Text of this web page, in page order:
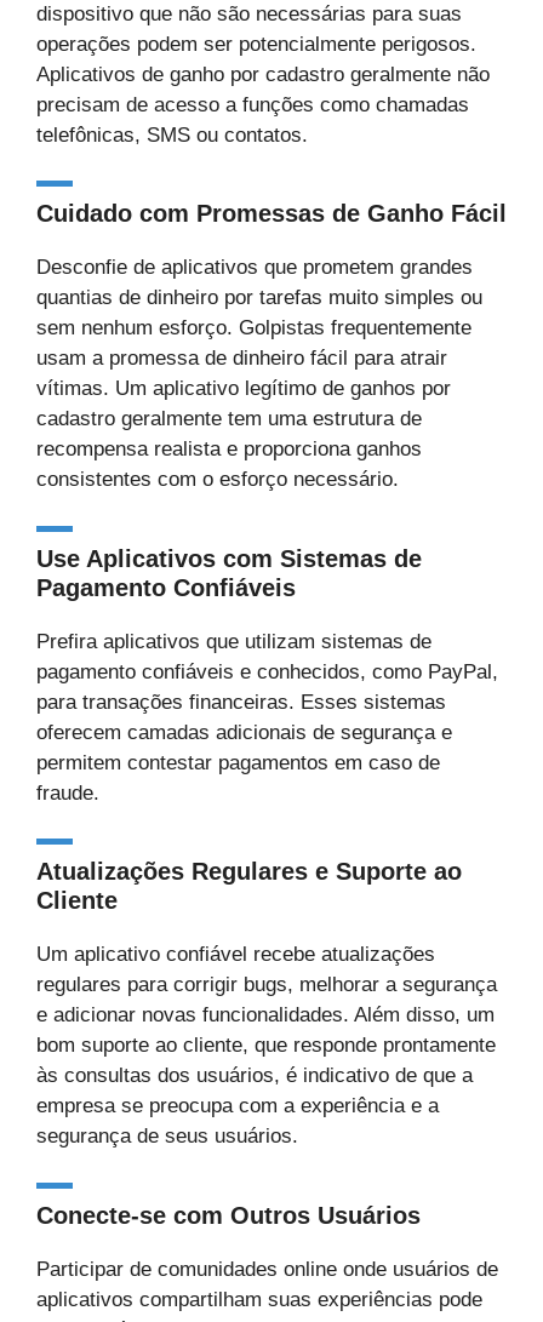
dispositivo que não são necessárias para suas
operações podem ser potencialmente perigosos.
Aplicativos de ganho por cadastro geralmente não
precisam de acesso a funções como chamadas
telefônicas, SMS ou contatos.
Cuidado com Promessas de Ganho Fácil
Desconfie de aplicativos que prometem grandes
quantias de dinheiro por tarefas muito simples ou
sem nenhum esforço. Golpistas frequentemente
usam a promessa de dinheiro fácil para atrair
vítimas. Um aplicativo legítimo de ganhos por
cadastro geralmente tem uma estrutura de
recompensa realista e proporciona ganhos
consistentes com o esforço necessário.
Use Aplicativos com Sistemas de
Pagamento Confiáveis
Prefira aplicativos que utilizam sistemas de
pagamento confiáveis e conhecidos, como PayPal,
para transações financeiras. Esses sistemas
oferecem camadas adicionais de segurança e
permitem contestar pagamentos em caso de
fraude.
Atualizações Regulares e Suporte ao
Cliente
Um aplicativo confiável recebe atualizações
regulares para corrigir bugs, melhorar a segurança
e adicionar novas funcionalidades. Além disso, um
bom suporte ao cliente, que responde prontamente
às consultas dos usuários, é indicativo de que a
empresa se preocupa com a experiência e a
segurança de seus usuários.
Conecte-se com Outros Usuários
Participar de comunidades online onde usuários de
aplicativos compartilham suas experiências pode